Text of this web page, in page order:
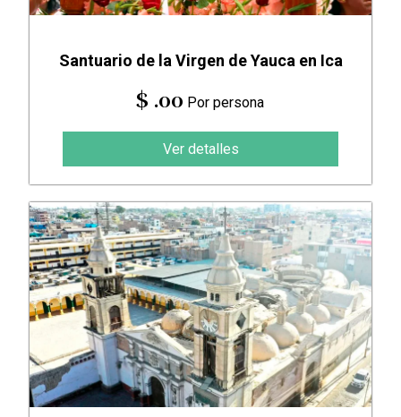
Santuario de la Virgen de Yauca en Ica
$ .00 Por persona
Ver detalles